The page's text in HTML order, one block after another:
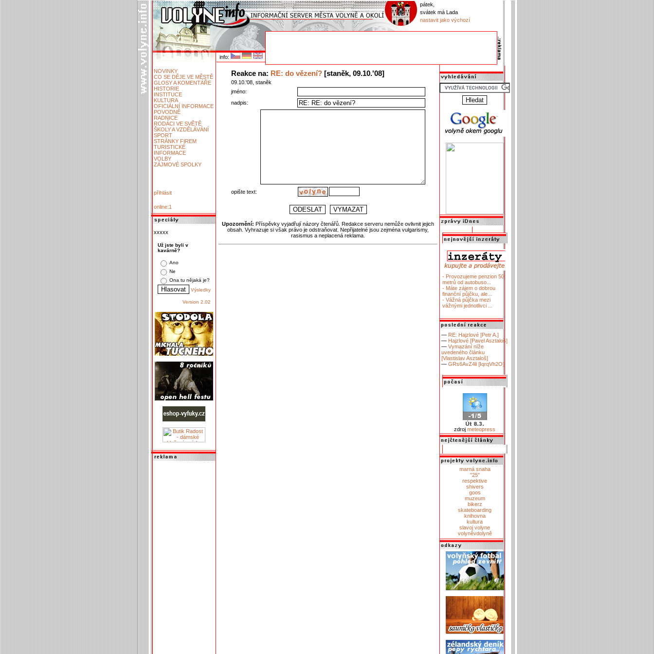
pátek,
svátek má Lada
nastavit jako výchozí
info:
NOVINKY
CO SE DĚJE VE MĚSTĚ
GLOSY A KOMENTÁŘE
HISTORIE
INSTITUCE
KULTURA
OFICIÁLNÍ INFORMACE
POVODNĚ
RADNICE
RODÁCI VE SVĚTĚ
ŠKOLY A VZDĚLÁVÁNÍ
SPORT
STRÁNKY FIREM
TURISTICKÉ
INFORMACE
VOLBY
ZÁJMOVÉ SPOLKY
přihlásit
online:1
xxxxx
Už jste byli v
kavárně?
Ano
Ne
Ona tu nějaká je?
Výsledky
Version 2.02
Reakce na: RE: do vězení?[staněk, 09.10.'08]
09.10.'08, staněk
jméno:
nadpis:
opište text:
Upozornění: Příspěvky vyjadřují názory čtenářů. Redakce serveru nemůže ovlivnit jejich
obsah. Vyhrazuje si však právo je odstraňovat. Nepřijatelné jsou zejména vulgarismy,
rasismus a neplacená reklama.
- Provozujeme penzion 50
metrů od autobuso...
- Máte zájem o dobrou
finanční půjčku, ale...
- Vážná půjčka mezi
vážnými jednotlivci ...
— RE: Hajzlové [Petr A.]
— Hajzlové [Pavel Asztaloš]
— Vymazání níže
uvedeného článku
[Vlastislav Asztaloš]
— GRs6AvZ4li [IqrqVh2O]
zdroj meteopress
marná snaha
"25"
respektive
shivers
goos
muzeum
bikerz
skateboarding
knihovna
kultura
slavoj volyne
volyněvdolyně